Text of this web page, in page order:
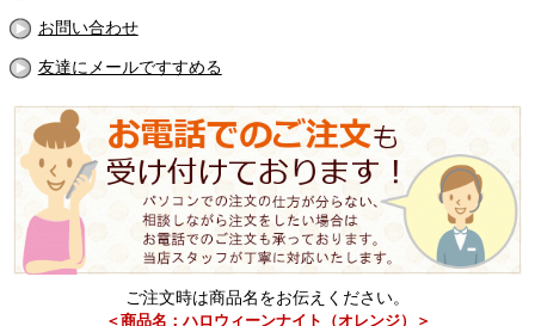
お問い合わせ
友達にメールですすめる
ご注文時は商品名をお伝えください。
＜商品名：ハロウィーンナイト（オレンジ）＞